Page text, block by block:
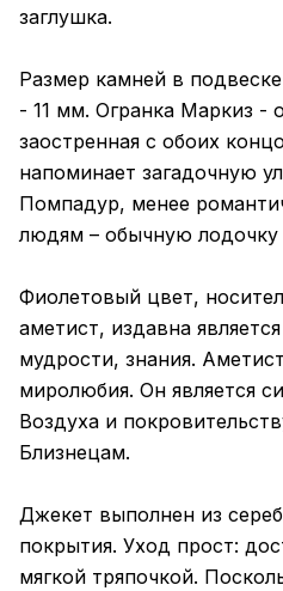
заглушка.
Размер камней в
- 11 мм. Огранка Маркиз -
заостренная с обоих
напоминает загадочную
Помпадур, менее
людям – обычную лодочку
Фиолетовый цвет,
аметист, издавна
мудрости, знания.
миролюбия. Он является
Воздуха и
Близнецам.
Джекет выполнен из
покрытия. Уход прост:
мягкой тряпочкой.